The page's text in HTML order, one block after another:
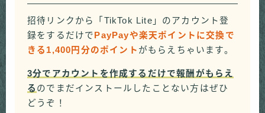
招待リンクから「TikTok Lite」のアカウント登
録をするだけで PayPayや楽天ポイントに交換で
きる1,400円分のポイント がもらえちゃいます。
3分でアカウントを作成するだけで報酬がもらえ
る のでまだインストールしたことない方はぜひ
どうぞ！